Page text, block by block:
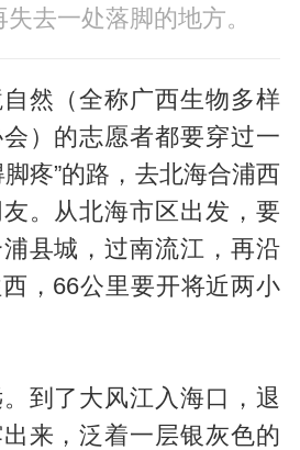
去一处落脚的地方。
然（全称广西生物多样
）的志愿者都要穿过一
疼”的路，去北海合浦西
。从北海市区出发，要
县城，过南流江，再沿
，66公里要开将近两小
到了大风江入海口，退
来，泛着一层银灰色的